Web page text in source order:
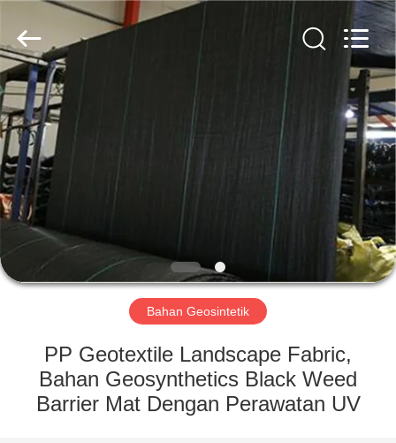
RUMAH
PRODUK
TENTANG
KAMI
TUR
KONTROL
KUALITAS
All
Rights
Reserved.
Bahan Geosintetik
PP Geotextile Landscape Fabric,
Bahan Geosynthetics Black Weed
Barrier Mat Dengan Perawatan UV